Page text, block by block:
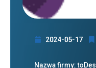
2024-05-17
Nazwa firmy: